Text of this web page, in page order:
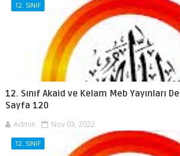
12. SINIF
12. Sınıf Akaid ve Kelam Meb Yayınları
Sayfa 120
Admin Nov 03, 2022
12. SINIF